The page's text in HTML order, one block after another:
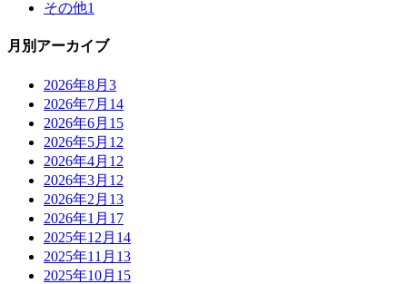
その他1
月別アーカイブ
2026年8月 3
2026年7月 14
2026年6月 15
2026年5月 12
2026年4月 12
2026年3月 12
2026年2月 13
2026年1月 17
2025年12月 14
2025年11月 13
2025年10月 15